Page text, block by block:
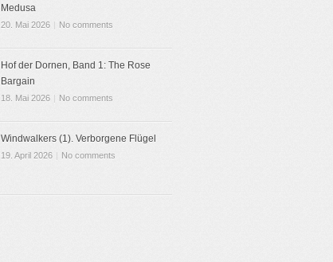
Medusa
20. Mai 2026 | No comments
Hof der Dornen, Band 1: The Rose
Bargain
18. Mai 2026 | No comments
Windwalkers (1). Verborgene Flügel
19. April 2026 | No comments